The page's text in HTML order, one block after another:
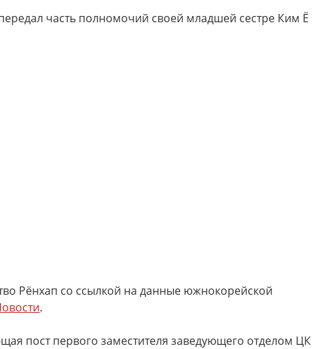
часть полномочий своей младшей сестре Ким Ё
Рёнхап со ссылкой на данные южнокорейской
.
пост первого заместителя заведующего отделом ЦК